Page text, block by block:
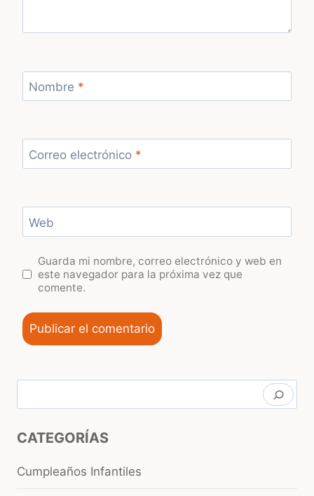
Nombre *
Correo electrónico *
Web
Guarda mi nombre, correo electrónico y web en
este navegador para la próxima vez que
comente.
CATEGORÍAS
Cumpleaños Infantiles